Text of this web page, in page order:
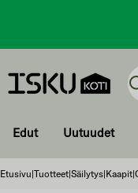
ja
siirry
Edut Uutuudet
Etusivu|Tuotteet|Säilytys|Kaapit|